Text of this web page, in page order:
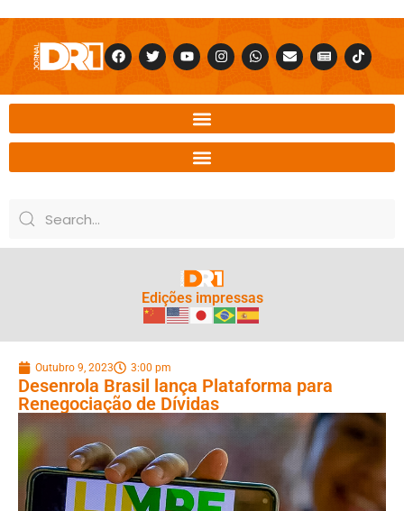
Edições impressas
Outubro 9, 2023 3:00 pm
Desenrola Brasil lança Plataforma para
Renegociação de Dívidas